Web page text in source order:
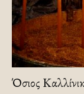
Όσιος